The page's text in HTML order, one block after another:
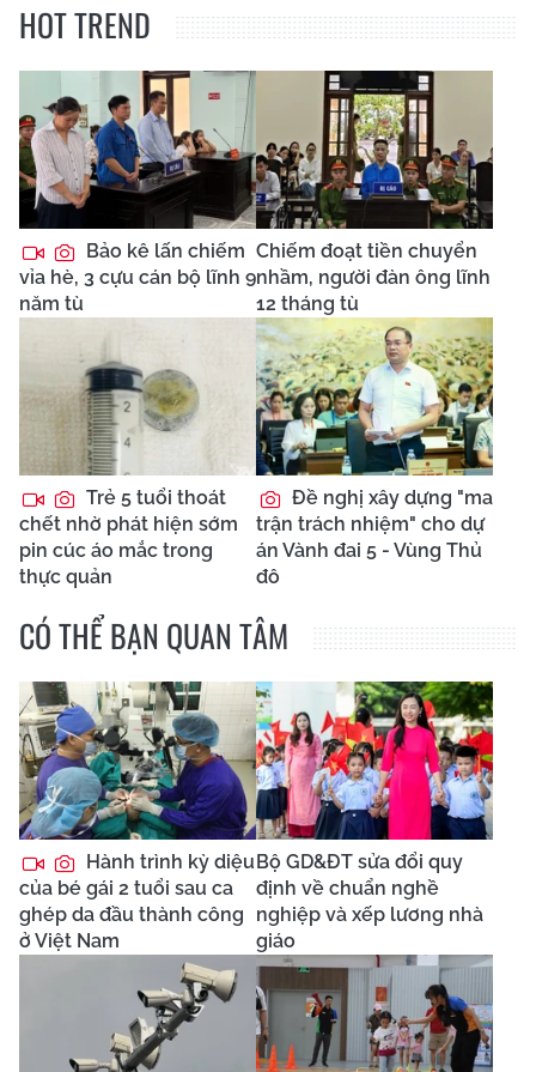
HOT TREND
Bảo kê lấn chiếm
vỉa hè, 3 cựu cán bộ lĩnh 9
năm tù
Chiếm đoạt tiền chuyển
nhầm, người đàn ông lĩnh
12 tháng tù
Trẻ 5 tuổi thoát
chết nhờ phát hiện sớm
pin cúc áo mắc trong
thực quản
Đề nghị xây dựng "ma
trận trách nhiệm" cho dự
án Vành đai 5 - Vùng Thủ
đô
CÓ THỂ BẠN QUAN TÂM
Hành trình kỳ diệu
của bé gái 2 tuổi sau ca
ghép da đầu thành công
ở Việt Nam
Bộ GD&ĐT sửa đổi quy
định về chuẩn nghề
nghiệp và xếp lương nhà
giáo